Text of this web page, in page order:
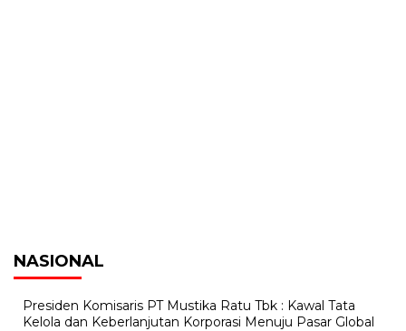
NASIONAL
Presiden Komisaris PT Mustika Ratu Tbk : Kawal Tata
Kelola dan Keberlanjutan Korporasi Menuju Pasar Global